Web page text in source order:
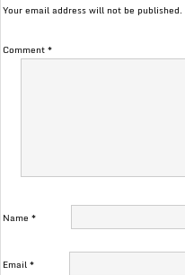
Your email address will not be published.
Comment*
Name*
Email*